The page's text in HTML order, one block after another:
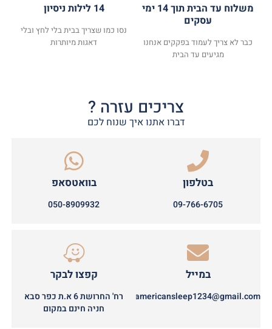
משלוח עד הבית תוך 14 ימי
עסקים
כבר לא צריך לעמוד בפקקים אנחנו
מגיעים עד הבית
14 לילות ניסיון
נסו כמו שצריך בבית בלי לחץ ובלי
דאגות מיותרות
צריכים עזרה ?
דברו אתנו איך שנוח לכם
בטלפון
09-766-6705
בוואטסאפ
050-8909932
במייל
americansleep1234@gmail.com
קפצו לבקר
רח' החרושת 6 א.ת כפר סבא
חניה חינם במקום